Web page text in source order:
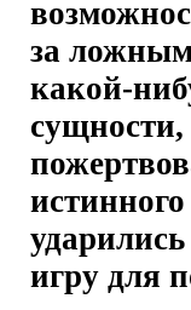
за ложным
какой-
сущности,
игру для